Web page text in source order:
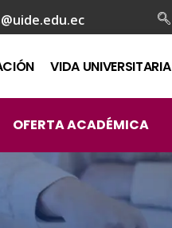
VIDA UNIVERSITARIA
OFERTA ACADÉMICA